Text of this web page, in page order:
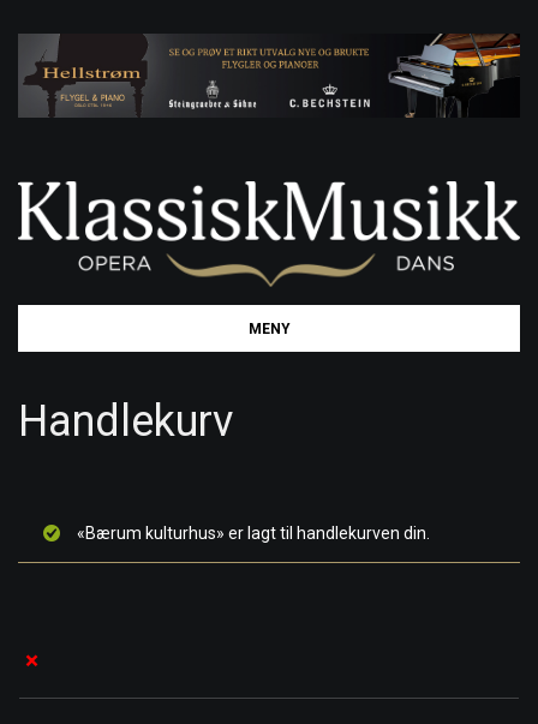
Toggle
navigation
MENY
Handlekurv
«Bærum kulturhus» er lagt til handlekurven din.
×